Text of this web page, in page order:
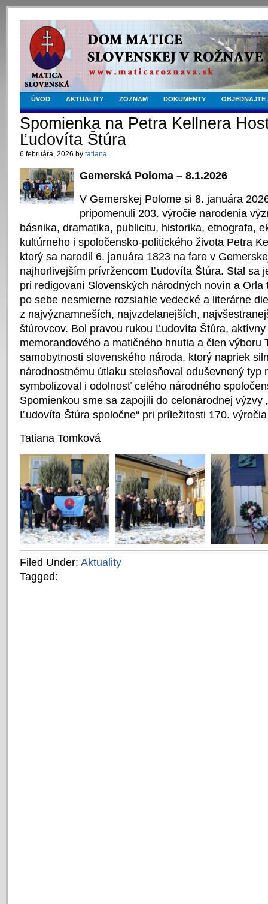
ÚVOD AKTUALITY ZOZNAM DOKUMENTY OBJEDNAJTE
Spomienka na Petra Kellnera
Ľudovíta Štúra
6 februára, 2026 by tatiana
Gemerská Poloma – 8.1.2026
V Gemerskej Polome si 8. januára
pripomenuli 203. výročie narodenia
básnika, dramatika, publicitu, historika, etnografa,
kultúrneho i spoločensko-politického života Petra
ktorý sa narodil 6. januára 1823 na fare v
najhorlivejším prívržencom Ľudovíta Štúra. Stal sa
pri redigovaní Slovenských národných novín a Orla
po sebe nesmierne rozsiahle vedecké a literárne
z najvýznamneších, najvzdelanejších,
štúrovcov. Bol pravou rukou Ľudovíta Štúra,
memorandového a matičného hnutia a člen výboru
samobytnosti slovenského národa, ktorý napriek
národnostnému útlaku stelesňoval oduševnený typ
symbolizoval i odolnosť celého národného
Spomienkou sme sa zapojili do celonárodnej výzvy
Ľudovíta Štúra spoločne“ pri príležitosti 170.
Tatiana Tomková
Filed Under: Aktuality
Tagged: